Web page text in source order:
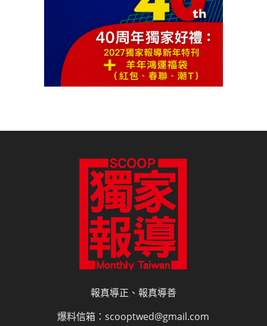
報真導正、報真導善
爆料信箱：scooptwed@gmail.com